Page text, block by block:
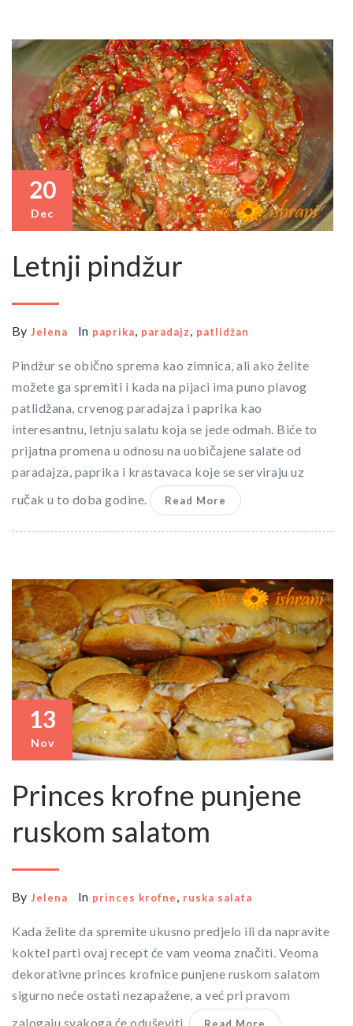
20
Dec
Letnji pindžur
By Jelena In paprika, paradajz, patlidžan
Pindžur se obično sprema kao zimnica, ali ako želite
možete ga spremiti i kada na pijaci ima puno plavog
patlidžana, crvenog paradajza i paprika kao
interesantnu, letnju salatu koja se jede odmah. Biće to
prijatna promena u odnosu na uobičajene salate od
paradajza, paprika i krastavaca koje se serviraju uz
ručak u to doba godine.
Read More
13
Nov
Princes krofne punjene
ruskom salatom
By Jelena In princes krofne, ruska salata
Kada želite da spremite ukusno predjelo ili da napravite
koktel parti ovaj recept će vam veoma značiti. Veoma
dekorativne princes krofnice punjene ruskom salatom
sigurno neće ostati nezapažene, a već pri pravom
zalogaju svakoga će oduševiti.